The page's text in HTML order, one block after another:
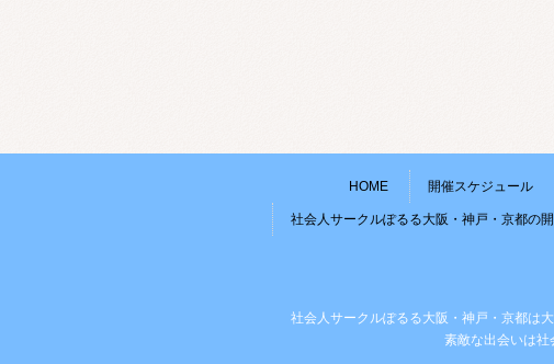
HOME 開催スケジュール
社会人サークルぽるる大阪・神戸・京都の
社会人サークルぽるる大阪・神戸・京都は
素敵な出会いは社